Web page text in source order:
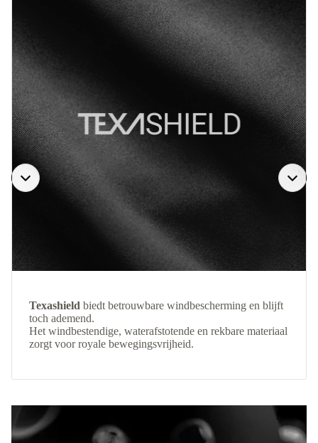
Texashield biedt betrouwbare windbescherming en blijft
toch ademend.
Het windbestendige, waterafstotende en rekbare materiaal
zorgt voor royale bewegingsvrijheid.